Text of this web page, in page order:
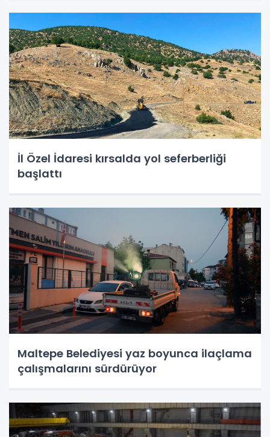
İl Özel İdaresi kırsalda yol seferberliği
başlattı
Maltepe Belediyesi yaz boyunca ilaçlama
çalışmalarını sürdürüyor